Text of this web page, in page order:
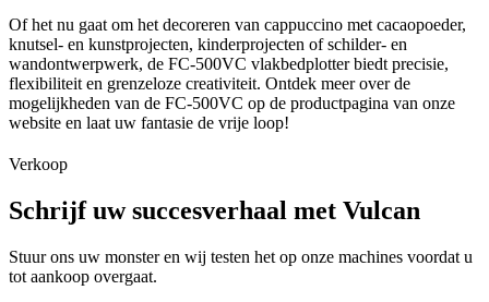
Of het nu gaat om het decoreren van cappuccino met cacaopoeder,
knutsel- en kunstprojecten, kinderprojecten of schilder- en
wandontwerpwerk, de FC-500VC vlakbedplotter biedt precisie,
flexibiliteit en grenzeloze creativiteit. Ontdek meer over de
mogelijkheden van de FC-500VC op de productpagina van onze
website en laat uw fantasie de vrije loop!
Verkoop
Schrijf uw succesverhaal met Vulcan
Stuur ons uw monster en wij testen het op onze machines voordat u
tot aankoop overgaat.